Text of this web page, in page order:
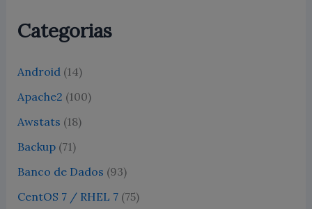
Categorias
Android(14)
Apache2 (100)
Awstats (18)
Backup(71)
Banco de Dados (93)
CentOS 7 / RHEL 7(75)